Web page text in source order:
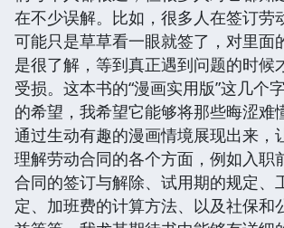
在不少误解。比如，很多人在签订劳
可能只是草草看一眼就签了，对里面
是很了解，等到真正遇到问题的时候
受损。这本书的“漫画实用版”这几个
的希望，我希望它能够将那些晦涩难
通过生动有趣的漫画情境展现出来，
理解劳动合同的各个方面，例如入职
合同的签订与解除、试用期的规定、
定、加班费的计算方法、以及社保和